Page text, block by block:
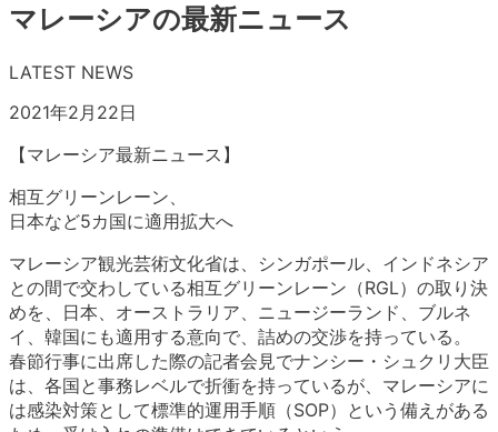
マレーシアの最新ニュース
LATEST NEWS
2021年2月22日
【マレーシア最新ニュース】
相互グリーンレーン、
日本など5カ国に適用拡大へ
マレーシア観光芸術文化省は、シンガポール、インドネシア
との間で交わしている相互グリーンレーン（RGL）の取り決
めを、日本、オーストラリア、ニュージーランド、ブルネ
イ、韓国にも適用する意向で、詰めの交渉を持っている。
春節行事に出席した際の記者会見でナンシー・シュクリ大臣
は、各国と事務レベルで折衝を持っているが、マレーシアに
は感染対策として標準的運用手順（SOP）という備えがある